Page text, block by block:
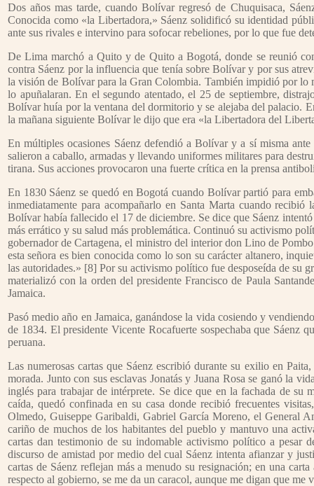
Dos años mas tarde, cuando Bolívar regresó de Chuquisaca,
Conocida como «la Libertadora,» Sáenz solidificó su identidad
ante sus rivales e intervino para sofocar rebeliones, por lo que fue
De Lima marchó a Quito y de Quito a Bogotá, donde se reunió
contra Sáenz por la influencia que tenía sobre Bolívar y por sus
la visión de Bolívar para la Gran Colombia. También impidió por lo
lo apuñalaran. En el segundo atentado, el 25 de septiembre,
Bolívar huía por la ventana del dormitorio y se alejaba del palacio.
la mañana siguiente Bolívar le dijo que era «la Libertadora del
En múltiples ocasiones Sáenz defendió a Bolívar y a sí misma
salieron a caballo, armadas y llevando uniformes militares para
tirana. Sus acciones provocaron una fuerte crítica en la prensa
En 1830 Sáenz se quedó en Bogotá cuando Bolívar partió para
inmediatamente para acompañarlo en Santa Marta cuando
Bolívar había fallecido el 17 de diciembre. Se dice que Sáenz
más errático y su salud más problemática. Continuó su activismo
gobernador de Cartagena, el ministro del interior don Lino de
esta señora es bien conocida como lo son su carácter altanero,
las autoridades.» [8] Por su activismo político fue desposeída de su
materializó con la orden del presidente Francisco de Paula
Jamaica.
Pasó medio año en Jamaica, ganándose la vida cosiendo y
de 1834. El presidente Vicente Rocafuerte sospechaba que Sáenz
peruana.
Las numerosas cartas que Sáenz escribió durante su exilio en
morada. Junto con sus esclavas Jonatás y Juana Rosa se ganó la
inglés para trabajar de intérprete. Se dice que en la fachada de su
caída, quedó confinada en su casa donde recibió frecuentes
Olmedo, Guiseppe Garibaldi, Gabriel García Moreno, el General
cariño de muchos de los habitantes del pueblo y mantuvo una
cartas dan testimonio de su indomable activismo político a pesar
discurso de amistad por medio del cual Sáenz intenta afianzar y
cartas de Sáenz reflejan más a menudo su resignación; en una
respecto al gobierno, se me da un caracol, aunque me digan que